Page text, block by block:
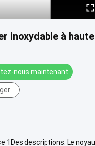
inoxydable à haute
nous maintenant
1Des descriptions: Le noyau